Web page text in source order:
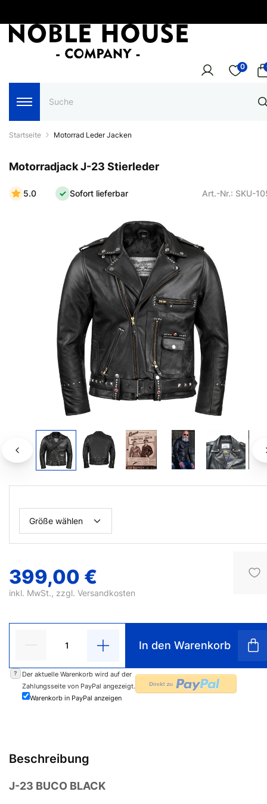
0
Startseite Motorrad Leder Jacken
Motorradjack J-23 Stierleder
5.0 Sofort lieferbar Art.-Nr.: SKU-
399,00 €
inkl. MwSt., zzgl. Versandkosten
In den Warenkorb
?
Der aktuelle Warenkorb wird auf der
Zahlungsseite von PayPal angezeigt.
Warenkorb in PayPal anzeigen
Beschreibung
J-23 BUCO BLACK